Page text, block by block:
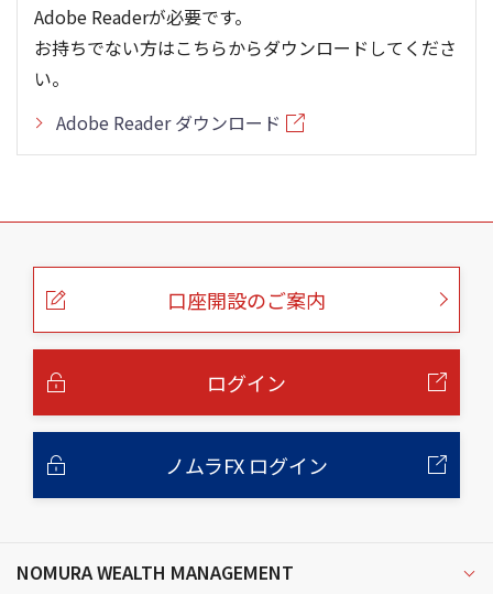
Adobe Readerが必要です。
お持ちでない方はこちらからダウンロードしてくださ
い。
Adobe Reader ダウンロード
こ
口座開設のご案内
ログイン
ノムラFX ログイン
NOMURA WEALTH MANAGEMENT